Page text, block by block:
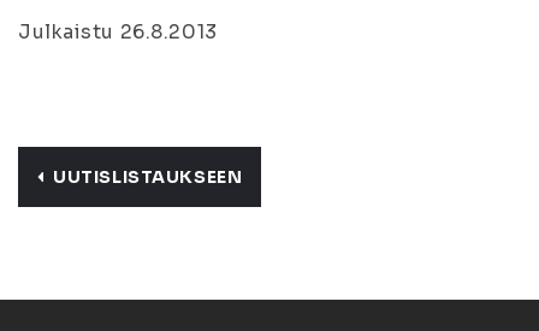
Julkaistu 26.8.2013
UUTISLISTAUKSEEN